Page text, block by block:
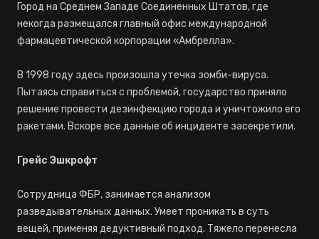
Город на Среднем Западе Соединенных Штатов, где
некогда размещался главный офис международной
фармацевтической корпорации «Амбрелла».
В 1998 году здесь произошла утечка зомби-вируса.
Пытаясь справиться с проблемой, государство приняло
решение провести дезинфекцию города и уничтожило его
ракетами. Вскоре все данные об инциденте засекретили.
Грейс Эшкрофт
Сотрудница ФБР, занимается анализом
разведывательных данных. Умеет проникать в суть
вещей, применяя дедуктивный подход. Тяжело перенесла